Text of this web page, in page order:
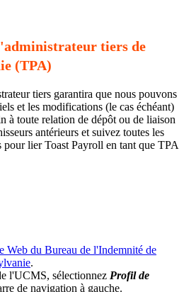
tiers de
(TPA)
tiers garantira que nous pouvons
et les modifications (le cas échéant)
à toute relation de dépôt ou de liaison
antérieurs et suivez toutes les
pour lier Toast Payroll en tant que TPA
Web du Bureau de l'Indemnité de
.
l'UCMS, sélectionnez Profil de
de navigation à gauche.